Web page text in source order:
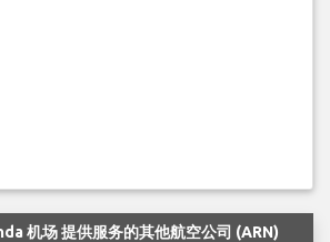
机场 提供服务的其他航空公司 (ARN)